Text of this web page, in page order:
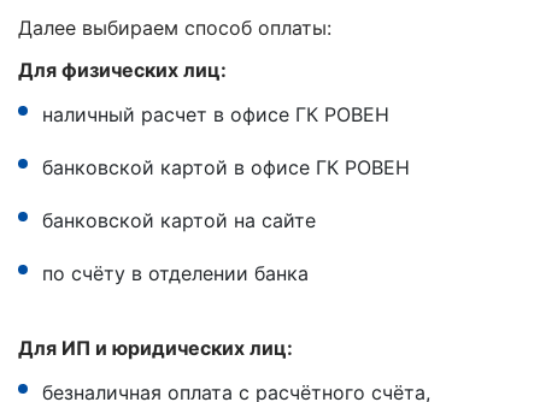
Далее выбираем способ оплаты:
Для физических лиц:
наличный расчет в офисе ГК РОВЕН
банковской картой в офисе ГК РОВЕН
банковской картой на сайте
по счёту в отделении банка
Для ИП и юридических лиц:
безналичная оплата с расчётного счёта,